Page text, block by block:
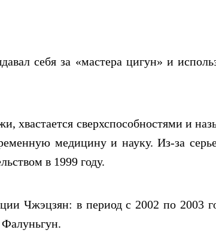
себя за «мастера цигун» и
хвастается сверхспособностями и
медицину и науку. Из-за
в 1999 году.
Чжэцзян: в период с 2002 по 2003